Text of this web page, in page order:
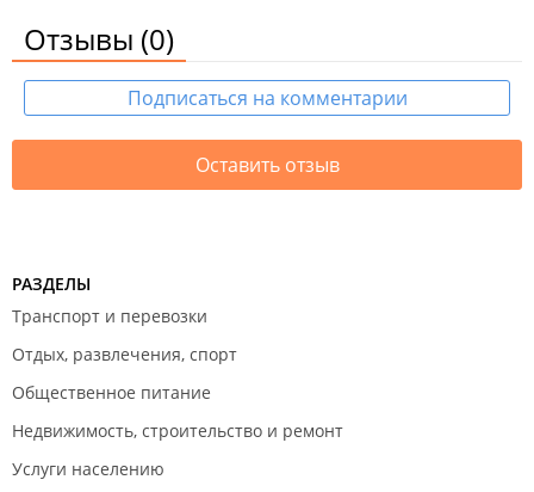
Отзывы (0)
Подписаться на комментарии
Оставить отзыв
РАЗДЕЛЫ
Транспорт и перевозки
Отдых, развлечения, спорт
Общественное питание
Недвижимость, строительство и ремонт
Услуги населению